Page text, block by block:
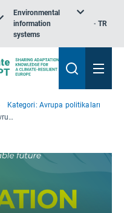
Environmental
information
systems
TR
Kategori: Avrupa politikaları
Budapeşte Deklarasyonu ve DSÖ Avrupa faaliyetleri